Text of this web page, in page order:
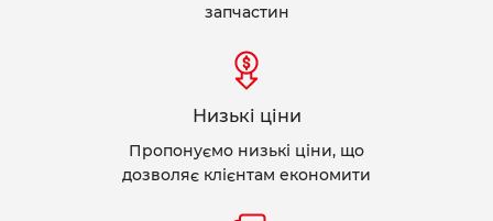
запчастин
Низькі ціни
Пропонуємо низькі ціни, що
дозволяє клієнтам економити